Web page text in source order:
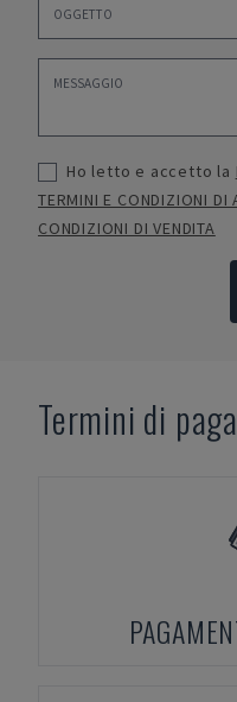
Ho letto e accetto la
TERMINI E CONDIZIONI DI
CONDIZIONI DI VENDITA
Termini di